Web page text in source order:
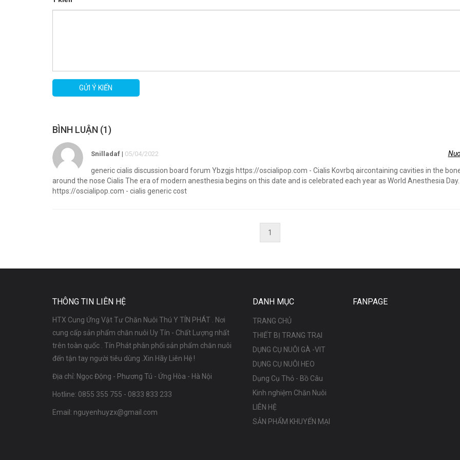
GỬI Ý KIẾN
BÌNH LUẬN (1)
Snilladaf | 05/04/2022
generic cialis discussion board forum Ybzgjs https://oscialipop.com - Cialis Kovrbq aircontaining cavities in the
around the nose Cialis The era of modern anesthesia begins on this date and is celebrated each year as World Anesthesia
https://oscialipop.com - cialis generic cost
1
THÔNG TIN LIÊN HỆ
HTX Cung Ứng Vật Tư Chăn Nuôi Thú Y TÍN PHÁT . Nơi
cung cấp sản phẩm chăn nuôi Uy Tín - Chất Lượng nhất
trên toàn quốc . Tín Phát phân phối sản phẩm chăn nuôi
đến tận tay người tiêu dùng .Xin Hãy Liên Hệ !
Địa chỉ: Ngọc Động - Phương Tú - Ứng Hòa - Hà Nội
Hotline: 0855 355 755 - 0833 833 233
Email: nguyenhuyzx@gmail.com
DANH MỤC
TRANG CHỦ
THIẾT BỊ TRANG TRẠI
DỤNG CỤ NUÔI GÀ -VIT
DỤNG CỤ NUÔI HEO
Dụng Cụ Thỏ - Bồ Câu
Kinh nghiệm Chăn Nuôi
LIÊN HỆ
SẢN PHẨM KHUYẾN MẠI
FANPAGE